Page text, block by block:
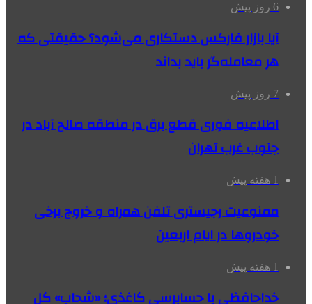
6 روز پیش
آیا بازار فارکس دستکاری می‌شود؟ حقیقتی که
هر معامله‌گر باید بداند
7 روز پیش
اطلاعیه فوری قطع برق در منطقه صالح آباد در
جنوب غرب تهران
1 هفته پیش
ممنوعیت رجیستری تلفن همراه و خروج برخی
خودروها در ایام اربعین
1 هفته پیش
خداحافظی با حسابرسی کاغذی؛ «شحاب» کل